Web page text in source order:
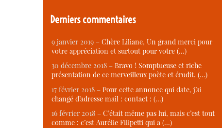
Derniers commentaires
9 janvier 2019 – Chère Liliane, Un grand merci pour
votre appréciation et surtout pour votre (…)
30 décembre 2018 – Bravo ! Somptueuse et riche
présentation de ce merveilleux poète et érudit. (…)
17 février 2018 – Pour cette annonce qui date, j’ai
changé d’adresse mail : contact : (…)
16 février 2018 – C’était même pas lui, mais c’est tout
comme : c’est Aurélie Filipetti qui a (…)